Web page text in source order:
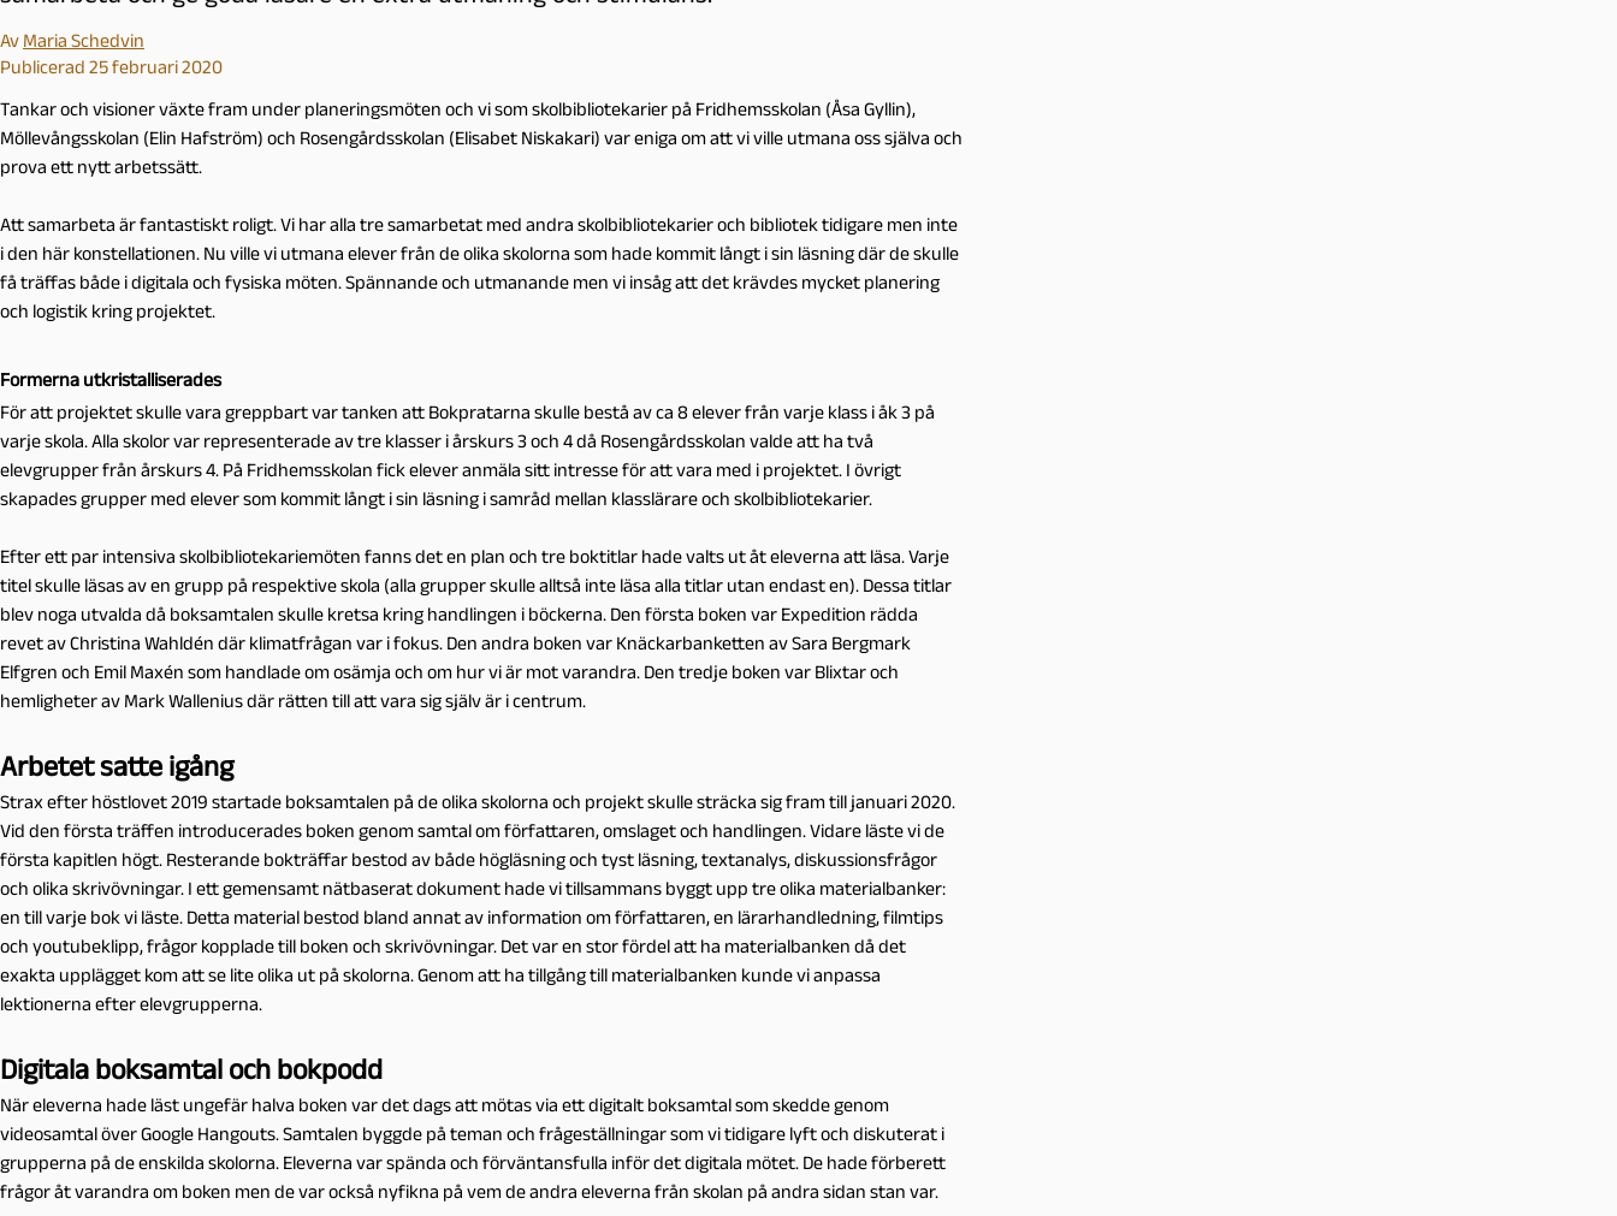
Av Maria Schedvin
Publicerad 25 februari 2020
Tankar och visioner växte fram under planeringsmöten och vi som skolbibliotekarier på Fridhemsskolan (Åsa Gyllin),
Möllevångsskolan (Elin Hafström) och Rosengårdsskolan (Elisabet Niskakari) var eniga om att vi ville utmana oss själva och
prova ett nytt arbetssätt.
Att samarbeta är fantastiskt roligt. Vi har alla tre samarbetat med andra skolbibliotekarier och bibliotek tidigare men inte
i den här konstellationen. Nu ville vi utmana elever från de olika skolorna som hade kommit långt i sin läsning där de skulle
få träffas både i digitala och fysiska möten. Spännande och utmanande men vi insåg att det krävdes mycket planering
och logistik kring projektet.
Formerna utkristalliserades
För att projektet skulle vara greppbart var tanken att Bokpratarna skulle bestå av ca 8 elever från varje klass i åk 3 på
varje skola. Alla skolor var representerade av tre klasser i årskurs 3 och 4 då Rosengårdsskolan valde att ha två
elevgrupper från årskurs 4. På Fridhemsskolan fick elever anmäla sitt intresse för att vara med i projektet. I övrigt
skapades grupper med elever som kommit långt i sin läsning i samråd mellan klasslärare och skolbibliotekarier.
Efter ett par intensiva skolbibliotekariemöten fanns det en plan och tre boktitlar hade valts ut åt eleverna att läsa. Varje
titel skulle läsas av en grupp på respektive skola (alla grupper skulle alltså inte läsa alla titlar utan endast en). Dessa titlar
blev noga utvalda då boksamtalen skulle kretsa kring handlingen i böckerna. Den första boken var Expedition rädda
revet av Christina Wahldén där klimatfrågan var i fokus. Den andra boken var Knäckarbanketten av Sara Bergmark
Elfgren och Emil Maxén som handlade om osämja och om hur vi är mot varandra. Den tredje boken var Blixtar och
hemligheter av Mark Wallenius där rätten till att vara sig själv är i centrum.
Arbetet satte igång
Strax efter höstlovet 2019 startade boksamtalen på de olika skolorna och projekt skulle sträcka sig fram till januari 2020.
Vid den första träffen introducerades boken genom samtal om författaren, omslaget och handlingen. Vidare läste vi de
första kapitlen högt. Resterande bokträffar bestod av både högläsning och tyst läsning, textanalys, diskussionsfrågor
och olika skrivövningar. I ett gemensamt nätbaserat dokument hade vi tillsammans byggt upp tre olika materialbanker:
en till varje bok vi läste. Detta material bestod bland annat av information om författaren, en lärarhandledning, filmtips
och youtubeklipp, frågor kopplade till boken och skrivövningar. Det var en stor fördel att ha materialbanken då det
exakta upplägget kom att se lite olika ut på skolorna. Genom att ha tillgång till materialbanken kunde vi anpassa
lektionerna efter elevgrupperna.
Digitala boksamtal och bokpodd
När eleverna hade läst ungefär halva boken var det dags att mötas via ett digitalt boksamtal som skedde genom
videosamtal över Google Hangouts. Samtalen byggde på teman och frågeställningar som vi tidigare lyft och diskuterat i
grupperna på de enskilda skolorna. Eleverna var spända och förväntansfulla inför det digitala mötet. De hade förberett
frågor åt varandra om boken men de var också nyfikna på vem de andra eleverna från skolan på andra sidan stan var.